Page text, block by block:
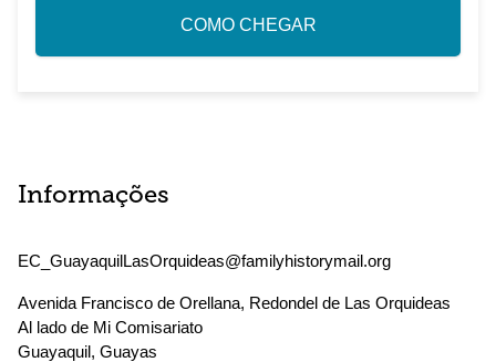
COMO CHEGAR
Informações
EC_GuayaquilLasOrquideas@familyhistorymail.org
Avenida Francisco de Orellana, Redondel de Las Orquideas
Al lado de Mi Comisariato
Guayaquil, Guayas